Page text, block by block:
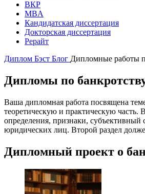
ВКР
MBA
Кандидатская диссертация
Докторская диссертация
Рерайт
Диплом Бэст Блог Дипломные работы
Дипломы по
Ваша дипломная работа посвящена
теоретическую и практическую часть.
определения, признаки,
юридических лиц. Второй раздел
Дипломный проект о